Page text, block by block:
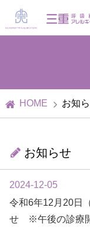
HOME お知
お知らせ
2024-12-05
令和6年12月20日
せ ※午後の診療開